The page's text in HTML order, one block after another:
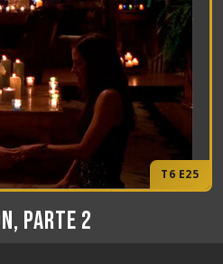
T6 E25
Parte 2